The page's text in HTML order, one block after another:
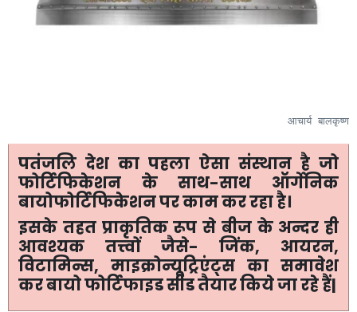
आचार्य बालकृष्ण
पतंजलि देश का पहला ऐसा संस्थान है जो
फोर्टिफिकेशन के साथ-साथ ऑर्गेनिक
बायोफोर्टिफिकेशन पर काम कर रहा है।
इसके तहत प्राकृतिक रूप से बीज के अन्दर ही
आवश्यक तत्त्वों जैसे- जिंक, आयरन,
विटामिन्स, माइक्रोन्यूट्रिएंट्स का समावेश
कर बायो फोर्टिफाइड सीड तैयार किये जा रहे हैं|